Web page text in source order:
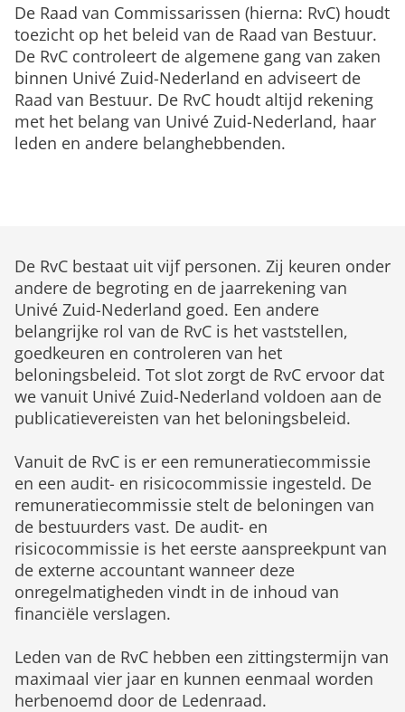
De Raad van Commissarissen (hierna: RvC) houdt
toezicht op het beleid van de Raad van Bestuur.
De RvC controleert de algemene gang van zaken
binnen Univé Zuid-Nederland en adviseert de
Raad van Bestuur. De RvC houdt altijd rekening
met het belang van Univé Zuid-Nederland, haar
leden en andere belanghebbenden.
De RvC bestaat uit vijf personen. Zij keuren onder
andere de begroting en de jaarrekening van
Univé Zuid-Nederland goed. Een andere
belangrijke rol van de RvC is het vaststellen,
goedkeuren en controleren van het
beloningsbeleid. Tot slot zorgt de RvC ervoor dat
we vanuit Univé Zuid-Nederland voldoen aan de
publicatievereisten van het beloningsbeleid.
Vanuit de RvC is er een remuneratiecommissie
en een audit- en risicocommissie ingesteld. De
remuneratiecommissie stelt de beloningen van
de bestuurders vast. De audit- en
risicocommissie is het eerste aanspreekpunt van
de externe accountant wanneer deze
onregelmatigheden vindt in de inhoud van
financiële verslagen.
Leden van de RvC hebben een zittingstermijn van
maximaal vier jaar en kunnen eenmaal worden
herbenoemd door de Ledenraad.